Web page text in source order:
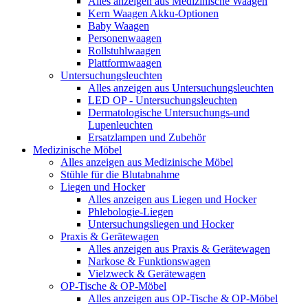
Kern Waagen Akku-Optionen
Baby Waagen
Personenwaagen
Rollstuhlwaagen
Plattformwaagen
Untersuchungsleuchten
Alles anzeigen aus Untersuchungsleuchten
LED OP - Untersuchungsleuchten
Dermatologische Untersuchungs-und
Lupenleuchten
Ersatzlampen und Zubehör
Medizinische Möbel
Alles anzeigen aus Medizinische Möbel
Stühle für die Blutabnahme
Liegen und Hocker
Alles anzeigen aus Liegen und Hocker
Phlebologie-Liegen
Untersuchungsliegen und Hocker
Praxis & Gerätewagen
Alles anzeigen aus Praxis & Gerätewagen
Narkose & Funktionswagen
Vielzweck & Gerätewagen
OP-Tische & OP-Möbel
Alles anzeigen aus OP-Tische & OP-Möbel